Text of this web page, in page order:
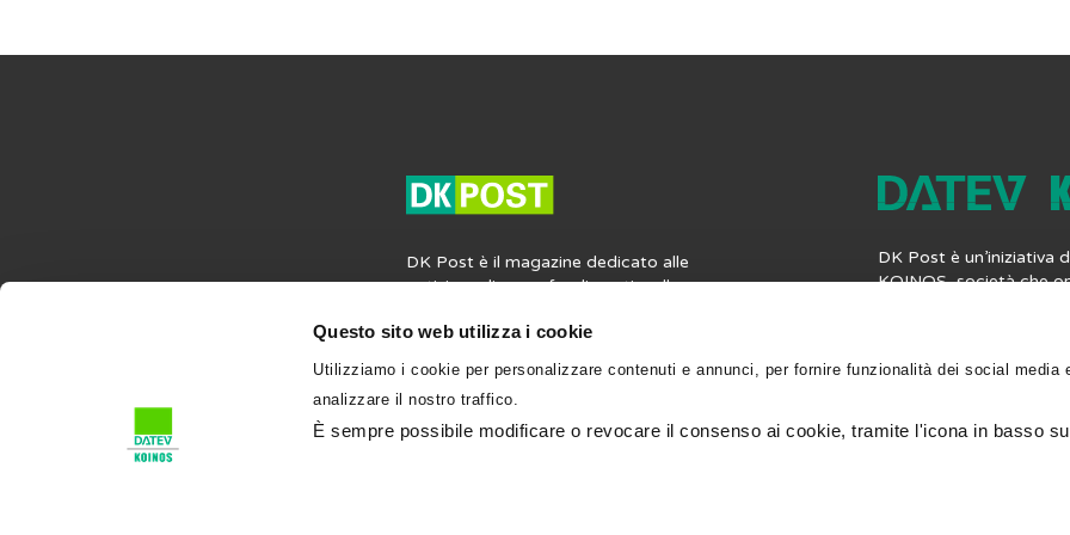
Questo sito web utilizza i cookie
Utilizziamo i cookie per personalizzare contenuti e annunci, per fornire funzionalità dei social media
analizzare il nostro traffico.
È sempre possibile modificare o revocare il consenso ai cookie, tramite l'icona in basso
DK Post è il magazine dedicato alle
notizie, agli approfondimenti e alle
societaria e del lavoro. Ma non solo:
professione e sugli strumenti per
l’attività professionale. Leggi, scrivi e
condividi su DK Post.
DK Post è un’iniziativa
KOINOS, società che
contabilità, i bilanci, le
datevkoinos.it